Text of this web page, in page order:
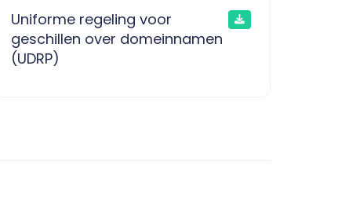
Uniforme regeling voor
geschillen over domeinnamen
(UDRP)